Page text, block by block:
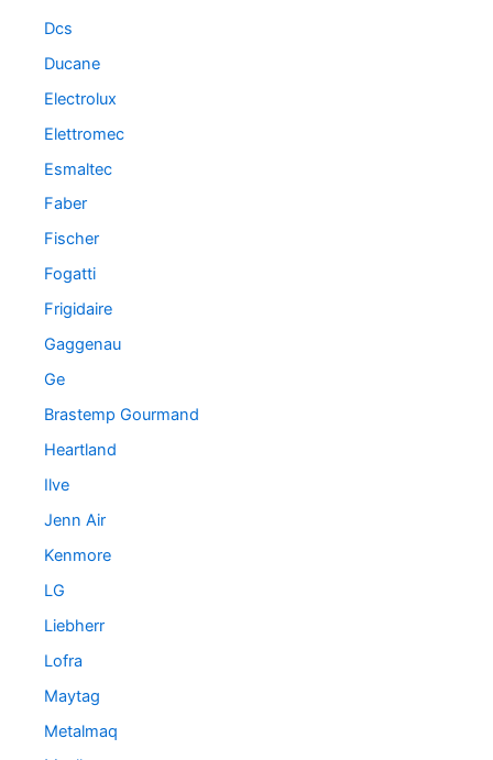
Dcs
Ducane
Electrolux
Elettromec
Esmaltec
Faber
Fischer
Fogatti
Frigidaire
Gaggenau
Ge
Brastemp Gourmand
Heartland
Ilve
Jenn Air
Kenmore
LG
Liebherr
Lofra
Maytag
Metalmaq